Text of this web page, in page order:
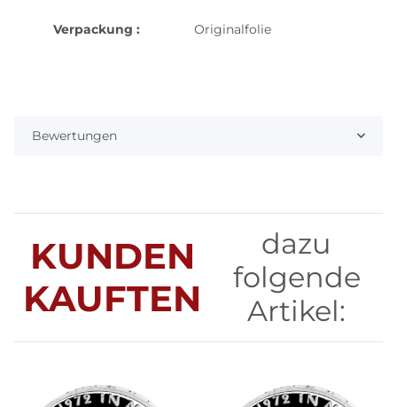
Verpackung : Originalfolie
Bewertungen
KUNDEN
KAUFTEN
dazu
folgende
Artikel: